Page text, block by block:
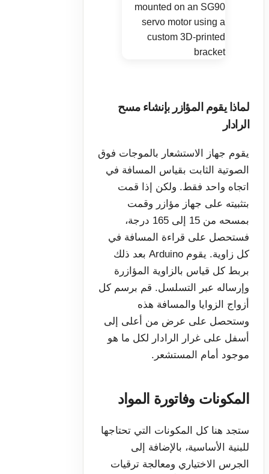
لماذا يقوم المؤازر بإنشاء مسح
الرادار
يقوم جهاز الاستشعار بالموجات فوق
الصوتية الثابت بقياس المسافة في
اتجاه واحد فقط. ولكن إذا قمت
بتثبيته على جهاز مؤازر وقمت
بمسحه من 15 إلى 165 درجة،
فستحصل على قراءة المسافة في
كل زاوية. يقوم Arduino بعد ذلك
بربط كل قياس بالزاوية المؤازرة
وإرساله عبر التسلسل. قم برسم كل
أزواج الزوايا والمسافة هذه
وستحصل على عرض من أعلى إلى
أسفل على غرار الرادار لكل ما هو
موجود أمام المستشعر.
المكونات وفاتورة المواد
ستجد هنا كل المكونات التي تحتاجها
للبنية الأساسية، بالإضافة إلى
الجرس الاختياري ومعالجة ترقيات